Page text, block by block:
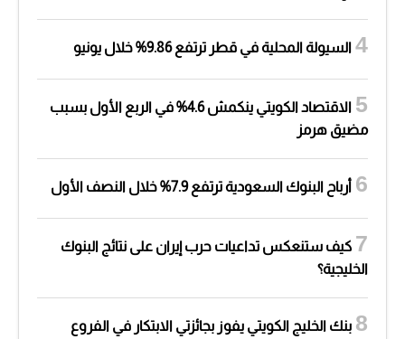
السيولة المحلية في قطر ترتفع 9.86% خلال يونيو
الاقتصاد الكويتي ينكمش 4.6% في الربع الأول بسبب
مضيق هرمز
أرباح البنوك السعودية ترتفع 7.9% خلال النصف الأول
كيف ستنعكس تداعيات حرب إيران على نتائج البنوك
الخليجية؟
بنك الخليج الكويتي يفوز بجائزتي الابتكار في الفروع